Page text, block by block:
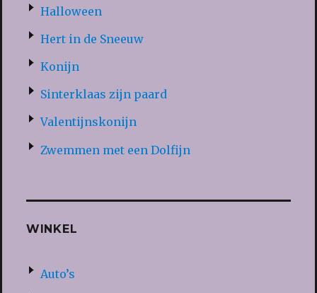
Halloween
Hert in de Sneeuw
Konijn
Sinterklaas zijn paard
Valentijnskonijn
Zwemmen met een Dolfijn
WINKEL
Auto’s